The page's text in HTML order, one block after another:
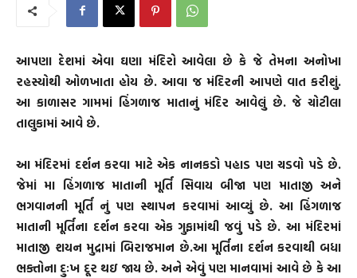
આપણા દેશમાં એવા ઘણા મંદિરો આવેલા છે કે જે તેમના અનોખા
રહસ્યોથી ઓળખાતા હોય છે. આવા જ મંદિરની આપણે વાત કરીશું.
આ કાળાસર ગામમાં હિંગળાજ માતાનું મંદિર આવેલું છે. જે ચોટીલા
તાલુકામાં આવે છે.
આ મંદિરમાં દર્શન કરવા માટે એક નાનકડો પહાડ પણ ચડવો પડે છે.
જેમાં મા હિંગળાજ માતાની મૂર્તિ સિવાય બીજા પણ માતાજી અને
ભગવાનની મૂર્તિ નું પણ સ્થાપન કરવામાં આવ્યું છે. આ હિંગળાજ
માતાની મૂર્તિના દર્શન કરવા એક ગુફામાંથી જવું પડે છે. આ મંદિરમાં
માતાજી શયન મુદ્રામાં બિરાજમાન છે.આ મૂર્તિના દર્શન કરવાથી બધા
ભક્તોના દુઃખ દૂર થઇ જાય છે. અને એવું પણ માનવામાં આવે છે કે આ